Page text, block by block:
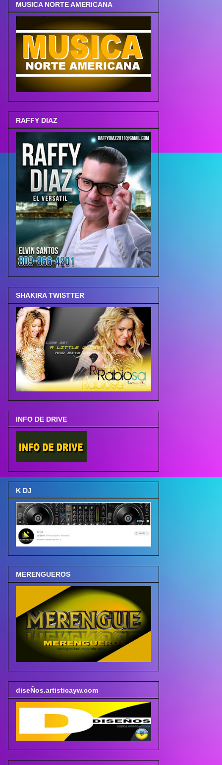
MUSICA NORTE AMERICANA
RAFFY DIAZ
SHAKIRA TWISTTER
INFO DE DRIVE
K DJ
MERENGUEROS
diseÑos.artisticayw.com